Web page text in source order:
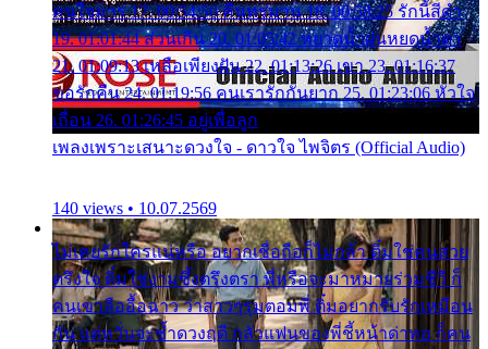
คนใจมาร 17. 00:54:50 คืนทรมาน 18. 00:58:25 รักนี้สีดำ
19. 01:01:44 ส่วนเกิน 20. 01:05:42 หยาดน้ำฝนหยดน้ำตา
21. 01:09:13 เหลือเพียงฝัน 22. 01:13:26 เขา 23. 01:16:37
ขอรักคืน 24. 01:19:56 คนเรารักกันยาก 25. 01:23:06 หัวใจ
เถื่อน 26. 01:26:45 อยู่เพื่อลูก
เพลงเพราะเสนาะดวงใจ - ดาวใจ ไพจิตร (Official Audio)
140 views • 10.07.2569
ไม่เคยรักใครแน่หรือ อยากเชื่อถือก็ไม่กล้า ติ๋มใช่คนสวย
ตรึงใจ ติ๋มใช่งามซึ้งตรึงตรา พี่หรือจะมาหมายร่วมชีวี ก็
คนเขาลืออื้อฉาว ว่าสาวๆรุมตอมพี่ ติ๋มอยากรับรักเหมือน
กัน แต่หวั่นจะช้ำดวงฤดี กลัวแฟนของพี่ชี้หน้าด่าทอ ก็คน